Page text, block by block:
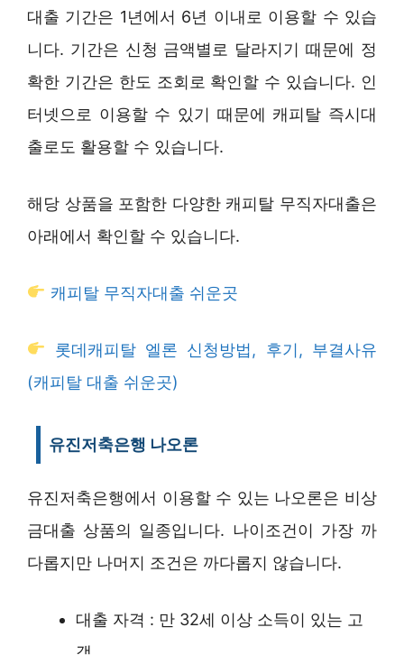
대출 기간은 1년에서 6년 이내로 이용할 수 있습
니다. 기간은 신청 금액별로 달라지기 때문에 정
확한 기간은 한도 조회로 확인할 수 있습니다. 인
터넷으로 이용할 수 있기 때문에 캐피탈 즉시대
출로도 활용할 수 있습니다.
해당 상품을 포함한 다양한 캐피탈 무직자대출은
아래에서 확인할 수 있습니다.
캐피탈 무직자대출 쉬운곳
롯데캐피탈 엘론 신청방법, 후기, 부결사유
(캐피탈 대출 쉬운곳)
유진저축은행 나오론
유진저축은행에서 이용할 수 있는 나오론은 비상
금대출 상품의 일종입니다. 나이조건이 가장 까
다롭지만 나머지 조건은 까다롭지 않습니다.
대출 자격 : 만 32세 이상 소득이 있는 고